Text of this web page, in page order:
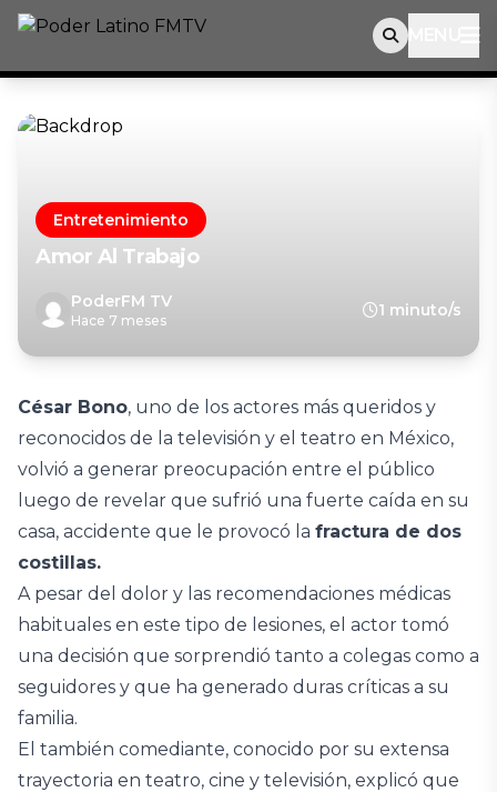
MENU
Entretenimiento
Amor Al Trabajo
PoderFM TV
Hace 7 meses
1 minuto/s
César Bono, uno de los actores más queridos y
reconocidos de la televisión y el teatro en México,
volvió a generar preocupación entre el público
luego de revelar que sufrió una fuerte caída en su
casa, accidente que le provocó la fractura de dos
costillas.
A pesar del dolor y las recomendaciones médicas
habituales en este tipo de lesiones, el actor tomó
una decisión que sorprendió tanto a colegas como a
seguidores y que ha generado duras críticas a su
familia.
El también comediante, conocido por su extensa
trayectoria en teatro, cine y televisión, explicó que